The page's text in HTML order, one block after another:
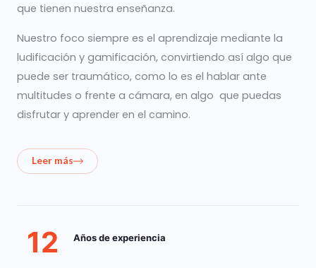
que tienen nuestra enseñanza.
Nuestro foco siempre es el aprendizaje mediante la
ludificación y gamificación, convirtiendo así algo que
puede ser traumático, como lo es el hablar ante
multitudes o frente a cámara, en algo que puedas
disfrutar y aprender en el camino.
Leer más
12 Años de experiencia